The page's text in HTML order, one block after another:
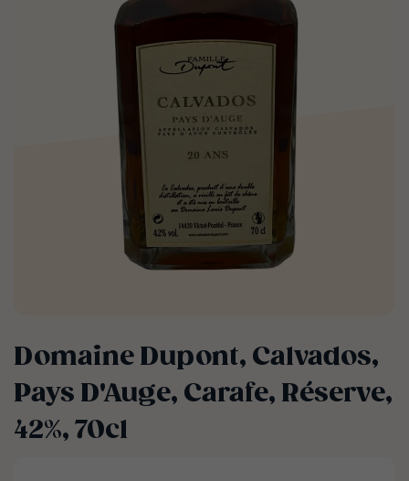
Domaine Dupont, Calvados,
Pays D'Auge, Carafe, Réserve,
42%, 70cl